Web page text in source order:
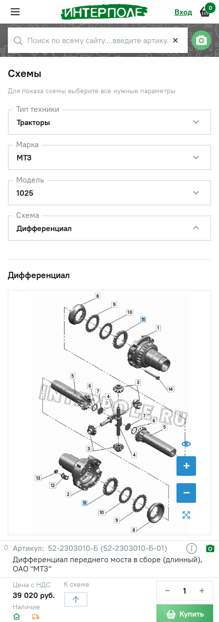
Вход 0
✕
Схемы
Для показа схемы выберите все нужные параметры
Тип техники
Тракторы
Марка
МТЗ
Модель
1025
Схема
Дифференциал
Дифференциал
+
−
1
2
3
3
4
4
5
5
6
6
7
7
8
8
9
9
10
10
11
11
12
13
14
0
52-2303010-Б (52-2303010-Б-01)
Дифференциал переднего моста в сборе (длинный),
ОАО "МТЗ"
Наличие
Цена с НДС
39 020 руб.
К схеме − +
Купить